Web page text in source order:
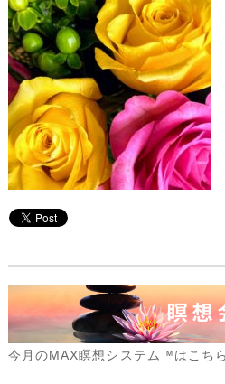
今月のMAX瞑想システム™はこち